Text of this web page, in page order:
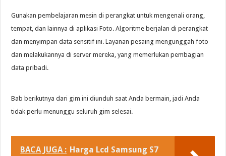
Gunakan pembelajaran mesin di perangkat untuk mengenali orang,
tempat, dan lainnya di aplikasi Foto. Algoritme berjalan di perangkat
dan menyimpan data sensitif ini. Layanan pesaing mengunggah foto
dan melakukannya di server mereka, yang memerlukan pembagian
data pribadi.
Bab berikutnya dari gim ini diunduh saat Anda bermain, jadi Anda
tidak perlu menunggu seluruh gim selesai.
BACA JUGA : Harga Lcd Samsung S7